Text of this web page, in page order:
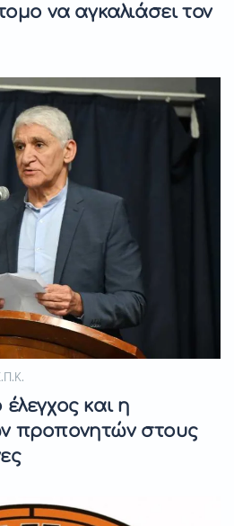
να αγκαλιάσει τον
και η
προπονητών στους